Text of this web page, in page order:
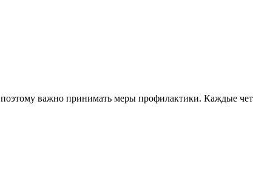
важно принимать меры профилактики. Каждые